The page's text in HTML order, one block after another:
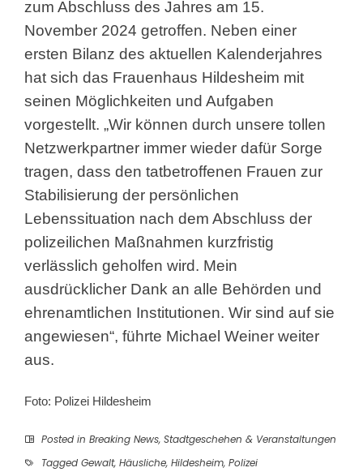
zum Abschluss des Jahres am 15.
November 2024 getroffen. Neben einer
ersten Bilanz des aktuellen Kalenderjahres
hat sich das Frauenhaus Hildesheim mit
seinen Möglichkeiten und Aufgaben
vorgestellt. „Wir können durch unsere tollen
Netzwerkpartner immer wieder dafür Sorge
tragen, dass den tatbetroffenen Frauen zur
Stabilisierung der persönlichen
Lebenssituation nach dem Abschluss der
polizeilichen Maßnahmen kurzfristig
verlässlich geholfen wird. Mein
ausdrücklicher Dank an alle Behörden und
ehrenamtlichen Institutionen. Wir sind auf sie
angewiesen“, führte Michael Weiner weiter
aus.
Foto: Polizei Hildesheim
Posted in Breaking News, Stadtgeschehen & Veranstaltungen
Tagged Gewalt, Häusliche, Hildesheim, Polizei